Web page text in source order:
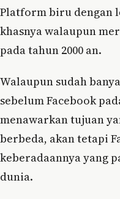
Platform biru dengan
khasnya walaupun
pada tahun 2000 an.
Walaupun sudah
sebelum Facebook
menawarkan tujuan
berbeda, akan tetapi
keberadaannya yang
dunia.